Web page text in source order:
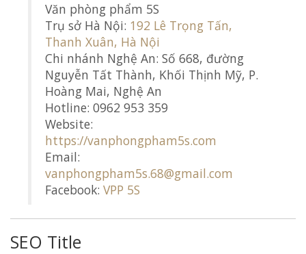
Văn phòng phẩm 5S
Trụ sở Hà Nội: 192 Lê Trọng Tấn,
Thanh Xuân, Hà Nội
Chi nhánh Nghệ An: Số 668, đường
Nguyễn Tất Thành, Khối Thịnh Mỹ, P.
Hoàng Mai, Nghệ An
Hotline: 0962 953 359
Website:
https://vanphongpham5s.com
Email:
vanphongpham5s.68@gmail.com
Facebook:VPP 5S
SEO Title